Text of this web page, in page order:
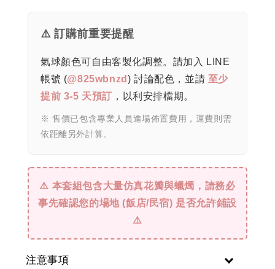
⚠️ 訂購前重要提醒
氣球顏色可自由客製化調整。請加入 LINE
帳號 (@825wbnzd ) 討論配色，並請 至少
提前 3-5 天預訂 ，以利安排檔期。
※ 售價已包含專業人員進場佈置費用，運費則需
依距離另外計算。
⚠️ 本套組包含大量仿真花瓣與蠟燭，請務必
事先確認您的場地 (飯店/民宿) 是否允許鋪設
⚠️
注意事項